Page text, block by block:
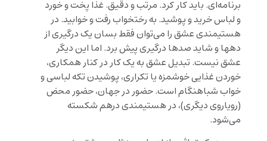
برنامه‌ای. باید کار کرد. مرتب و دقیق. غذا پخت و خورد
و لباس خرید و پوشید. به رختخواب رفت و خوابید. در
هستیمندی عشق را می‌توان فقط بسان یک درگیری از
دهها و شاید صدها درگیری پیش برد. اما این دیگر
عشق نیست. تبدیل عشق به یک کار در کنار همکاری،
خوردن غذایی خوشمزه یا تکراری، پوشیدن تکه لباسی و
خواب شباهنگام است. حضور در جهان، حضور محض
(رویاروی دیگری)، در هستیمندی درهم شکسته
می‌شود.